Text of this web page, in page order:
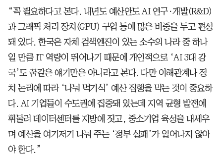
“꼭 필요하다고 본다. 내년도 예산안도 AI 연구·개발(R&D)
과 그래픽 처리 장치(GPU) 구입 등에 많은 비중을 두고 편성
돼 있다. 한국은 자체 검색엔진이 있는 소수의 나라 중 하나
일 만큼 IT 역량이 뛰어나기 때문에 개인적으로 ‘AI 3대 강
국’도 꿈같은 얘기만은 아니라고 본다. 다만 이해관계나 정
치 논리에 따라 ‘나눠 먹기식’ 예산 집행을 막는 것이 중요하
다. AI 기업들이 수도권에 집중돼 있는데 지역 균형 발전에
휘둘려 데이터센터를 지방에 짓고, 중소기업 육성을 내세우
며 예산을 여기저기 나눠 주는 ‘정부 실패’가 일어나지 않아
야 한다.”